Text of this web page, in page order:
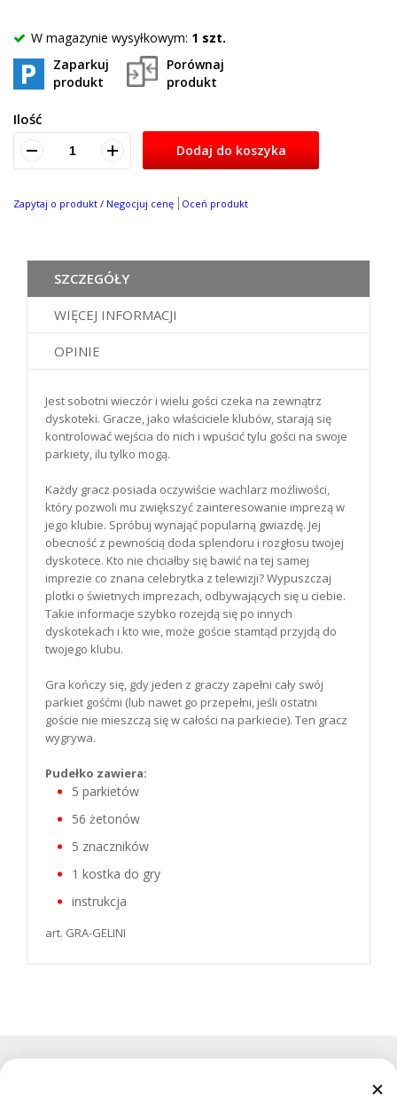
W magazynie wysyłkowym: 1 szt.
Zaparkuj
produkt
Porównaj
produkt
Ilość
Dodaj do koszyka
Zapytaj o produkt / Negocjuj cenę Oceń produkt
SZCZEGÓŁY
WIĘCEJ INFORMACJI
OPINIE
Jest sobotni wieczór i wielu gości czeka na zewnątrz
dyskoteki. Gracze, jako właściciele klubów, starają się
kontrolować wejścia do nich i wpuścić tylu gości na swoje
parkiety, ilu tylko mogą.
Każdy gracz posiada oczywiście wachlarz możliwości,
który pozwoli mu zwiększyć zainteresowanie imprezą w
jego klubie. Spróbuj wynająć popularną gwiazdę. Jej
obecność z pewnością doda splendoru i rozgłosu twojej
dyskotece. Kto nie chciałby się bawić na tej samej
imprezie co znana celebrytka z telewizji? Wypuszczaj
plotki o świetnych imprezach, odbywających się u ciebie.
Takie informacje szybko rozejdą się po innych
dyskotekach i kto wie, może goście stamtąd przyjdą do
twojego klubu.
Gra kończy się, gdy jeden z graczy zapełni cały swój
parkiet gośćmi (lub nawet go przepełni, jeśli ostatni
goście nie mieszczą się w całości na parkiecie). Ten gracz
wygrywa.
Pudełko zawiera:
5 parkietów
56 żetonów
5 znaczników
1 kostka do gry
instrukcja
art. GRA-GELINI